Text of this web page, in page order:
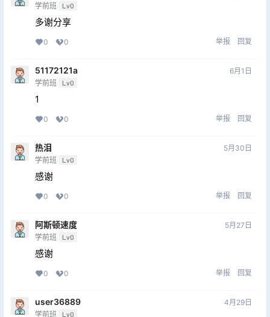
学前班 Lv0
多谢分享
0 0 举报 回复
51172121a
学前班 Lv0
6月1日
1
0 0 举报 回复
热泪
学前班 Lv0
5月30日
感谢
0 0 举报 回复
阿斯顿速度
学前班 Lv0
5月27日
感谢
0 0 举报 回复
user36889
学前班 Lv0
4月29日